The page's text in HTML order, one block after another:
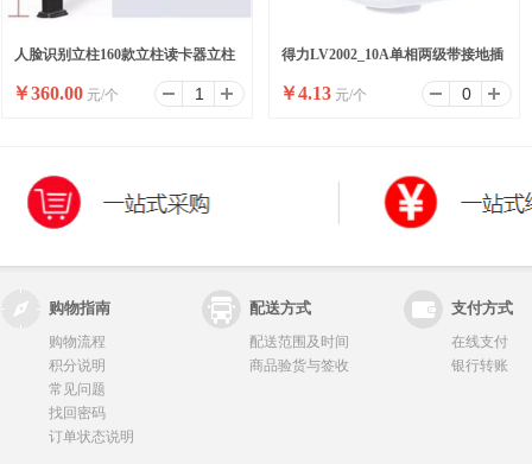
人脸识别立柱160款立柱读卡器立柱
刷卡器立柱按钮立柱
￥360.00 元/个
得力LV2002_10A单相两级带接地插
头_彩盒装(白)(10/盒)
￥4.13 元/个
购物指南 配送方式 支付方式
购物流程
积分说明
常见问题
找回密码
订单状态说明
配送范围及时间
商品验货与签收
在线支付
银行转账